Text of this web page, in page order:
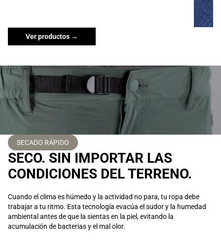
Ver productos →
SECADO RÁPIDO
SECO. SIN IMPORTAR LAS
CONDICIONES DEL TERRENO.
Cuando el clima es húmedo y la actividad no para, tu ropa debe
trabajar a tu ritmo. Esta tecnología evacúa el sudor y la humedad
ambiental antes de que la sientas en la piel, evitando la
acumulación de bacterias y el mal olor.